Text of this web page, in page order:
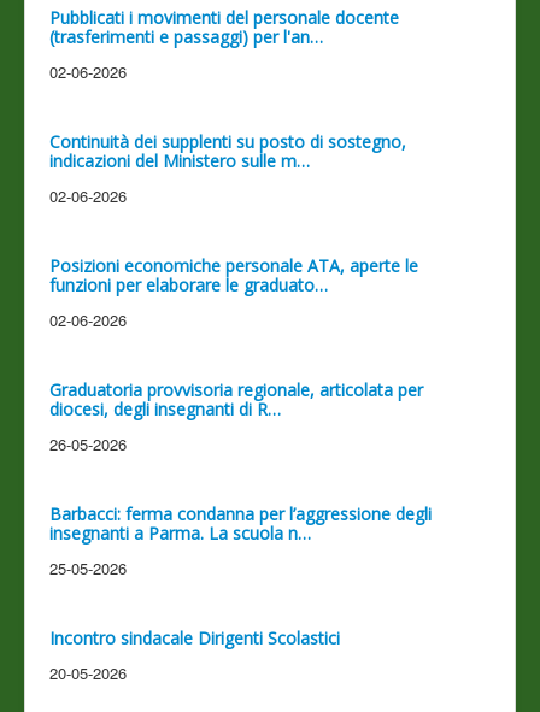
Pubblicati i movimenti del personale docente
(trasferimenti e passaggi) per l'an…
02-06-2026
Continuità dei supplenti su posto di sostegno,
indicazioni del Ministero sulle m…
02-06-2026
Posizioni economiche personale ATA, aperte le
funzioni per elaborare le graduato…
02-06-2026
Graduatoria provvisoria regionale, articolata per
diocesi, degli insegnanti di R…
26-05-2026
Barbacci: ferma condanna per l’aggressione degli
insegnanti a Parma. La scuola n…
25-05-2026
Incontro sindacale Dirigenti Scolastici
20-05-2026